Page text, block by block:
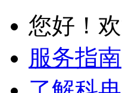
您好！
服务指南